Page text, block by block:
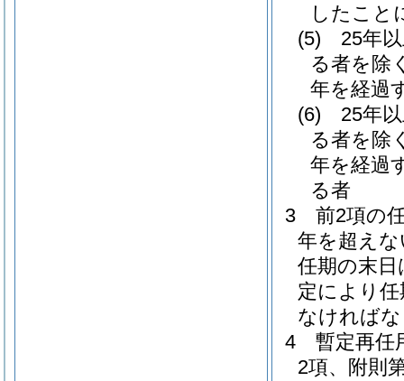
したこと
(5)
25年
る者を除
年を経過
(6)
25年
る者を除
年を経過
る者
3
前2項の
年を超え
任期の末
定により
なければ
4
暫定再任
2項、附則